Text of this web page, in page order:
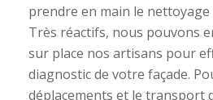
prendre en main le nettoyage
Très réactifs, nous pouvons
sur place nos artisans pour
diagnostic de votre façade.
déplacements et le transport